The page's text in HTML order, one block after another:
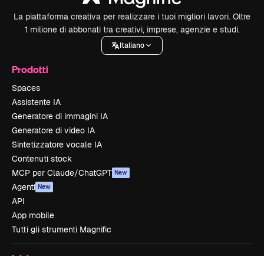
La piattaforma creativa per realizzare i tuoi migliori lavori. Oltre
1 milione di abbonati tra creativi, imprese, agenzie e studi.
Italiano
Prodotti
Spaces
Assistente IA
Generatore di immagini IA
Generatore di video IA
Sintetizzatore vocale IA
Contenuti stock
MCP per Claude/ChatGPT New
Agenti New
API
App mobile
Tutti gli strumenti Magnific